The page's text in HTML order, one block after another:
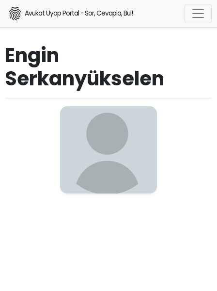
Avukat Uyap Portal - Sor, Cevapla, Bul!
Engin
Serkanyükselen